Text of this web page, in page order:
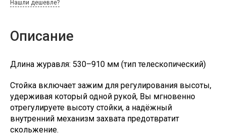
Нашли дешевле?
Описание
Длина журавля: 530–910 мм (тип телескопический)
Стойка включает зажим для регулирования высоты,
удерживая который одной рукой, Вы мгновенно
отрегулируете высоту стойки, а надёжный
внутренний механизм захвата предотвратит
скольжение.